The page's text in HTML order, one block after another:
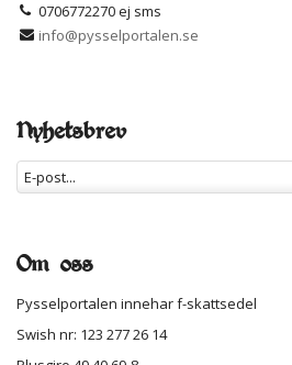
0706772270 ej sms
info@pysselportalen.se
Nyhetsbrev
Om oss
Pysselportalen innehar f-skattsedel
Swish nr: 123 277 26 14